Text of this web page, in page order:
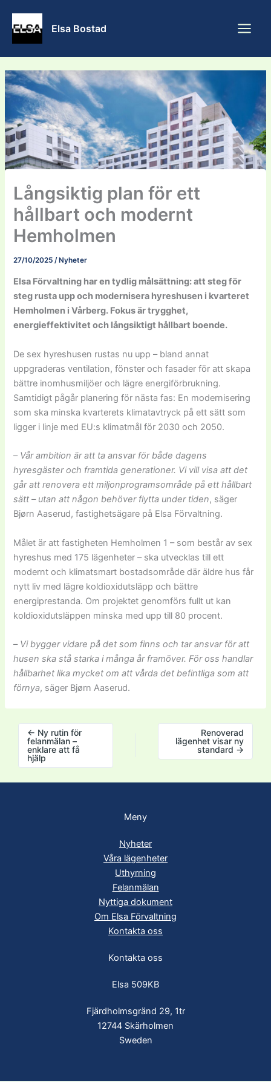
content
Elsa Bostad
Långsiktig plan för ett
hållbart och modernt
Hemholmen
27/10/2025/Nyheter
Elsa Förvaltning har en tydlig målsättning: att steg för
steg rusta upp och modernisera hyreshusen i kvarteret
Hemholmen i Vårberg. Fokus är trygghet,
energieffektivitet och långsiktigt hållbart boende.
De sex hyreshusen rustas nu upp – bland annat
uppgraderas ventilation, fönster och fasader för att skapa
bättre inomhusmiljöer och lägre energiförbrukning.
Samtidigt pågår planering för nästa fas: En modernisering
som ska minska kvarterets klimatavtryck på ett sätt som
ligger i linje med EU:s klimatmål för 2030 och 2050.
– Vår ambition är att ta ansvar för både dagens
hyresgäster och framtida generationer. Vi vill visa att det
går att renovera ett miljonprogramsområde på ett hållbart
sätt – utan att någon behöver flytta under tiden, säger
Bjørn Aaserud, fastighetsägare på Elsa Förvaltning.
Målet är att fastigheten Hemholmen 1 – som består av sex
hyreshus med 175 lägenheter – ska utvecklas till ett
modernt och klimatsmart bostadsområde där äldre hus får
nytt liv med lägre koldioxidutsläpp och bättre
energiprestanda. Om projektet genomförs fullt ut kan
koldioxidutsläppen minska med upp till 80 procent.
– Vi bygger vidare på det som finns och tar ansvar för att
husen ska stå starka i många år framöver. För oss handlar
hållbarhet lika mycket om att vårda det befintliga som att
förnya, säger Bjørn Aaserud.
← Ny rutin för
felanmälan –
enklare att få
hjälp
Renoverad
lägenhet visar ny
standard →
Meny
Nyheter
Våra lägenheter
Uthyrning
Felanmälan
Nyttiga dokument
Om Elsa Förvaltning
Kontakta oss
Kontakta oss
Elsa 509KB
Fjärdholmsgränd 29, 1tr
12744 Skärholmen
Sweden